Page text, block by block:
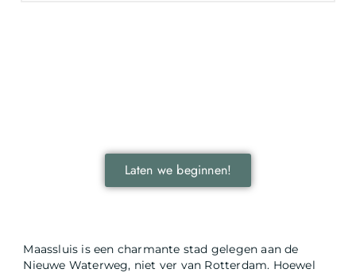
Maassluis is een charmante stad gelegen aan de
Nieuwe Waterweg, niet ver van Rotterdam. Hoewel
Laten we beginnen!